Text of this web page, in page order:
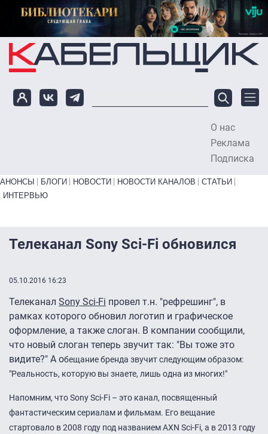
Перейти к основному содержанию
О нас
Реклама
Подписка
Primary links bottom
АНОНСЫ БЛОГИ НОВОСТИ НОВОСТИ КАНАЛОВ
СТАТЬИ
ИНТЕРВЬЮ
Телеканал Sony Sci-Fi обновился
05.10.2016 16:23
Телеканал Sony Sci-Fi провел т.н. "рефрешинг", в
рамках которого обновил логотип и графическое
оформление, а также слоган. В компании сообщили,
что новый слоган теперь звучит так: "Вы тоже это
видите?" А обещание бренда звучит следующим образом:
"Реальность, которую вы знаете, лишь одна из многих!"
Напомним, что Sony Sci-Fi – это канал, посвященный
фантастическим сериалам и фильмам. Его вещание
стартовало в 2008 году под названием AXN Sci-Fi, а в 2013 году